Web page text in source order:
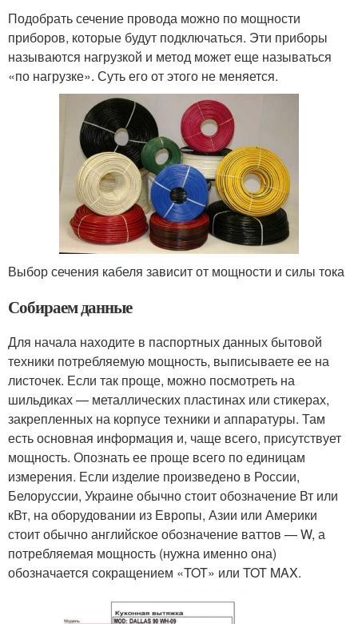
Подобрать сечение провода можно по мощности
приборов, которые будут подключаться. Эти приборы
называются нагрузкой и метод может еще называться
«по нагрузке». Суть его от этого не меняется.
Выбор сечения кабеля зависит от мощности и силы тока
Собираем данные
Для начала находите в паспортных данных бытовой
техники потребляемую мощность, выписываете ее на
листочек. Если так проще, можно посмотреть на
шильдиках — металлических пластинах или стикерах,
закрепленных на корпусе техники и аппаратуры. Там
есть основная информация и, чаще всего, присутствует
мощность. Опознать ее проще всего по единицам
измерения. Если изделие произведено в России,
Белоруссии, Украине обычно стоит обозначение Вт или
кВт, на оборудовании из Европы, Азии или Америки
стоит обычно английское обозначение ваттов — W, а
потребляемая мощность (нужна именно она)
обозначается сокращением «TOT» или TOT MAX.